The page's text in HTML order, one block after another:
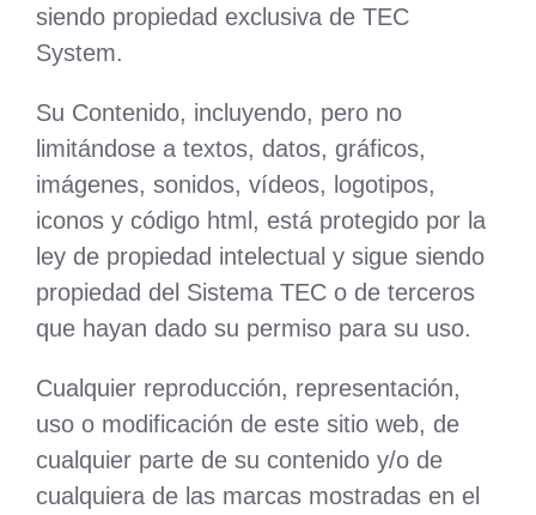
siendo propiedad exclusiva de TEC
System.
Su Contenido, incluyendo, pero no
limitándose a textos, datos, gráficos,
imágenes, sonidos, vídeos, logotipos,
iconos y código html, está protegido por la
ley de propiedad intelectual y sigue siendo
propiedad del Sistema TEC o de terceros
que hayan dado su permiso para su uso.
Cualquier reproducción, representación,
uso o modificación de este sitio web, de
cualquier parte de su contenido y/o de
cualquiera de las marcas mostradas en el